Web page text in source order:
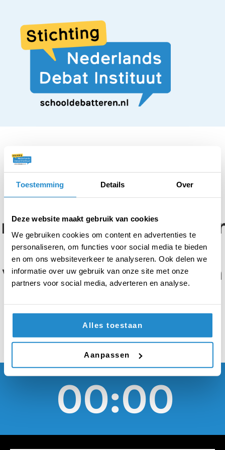
Toestemming Details Over
Deze website maakt gebruik van cookies
We gebruiken cookies om content en advertenties te
personaliseren, om functies voor social media te bieden
en om ons websiteverkeer te analyseren. Ook delen we
informatie over uw gebruik van onze site met onze
partners voor social media, adverteren en analyse.
Alles toestaan
Aanpassen
STELLING
Iedereen moet
minstens twee uur per
maand
vrijwilligerswerk doen
voor vluchtelingen
00:00